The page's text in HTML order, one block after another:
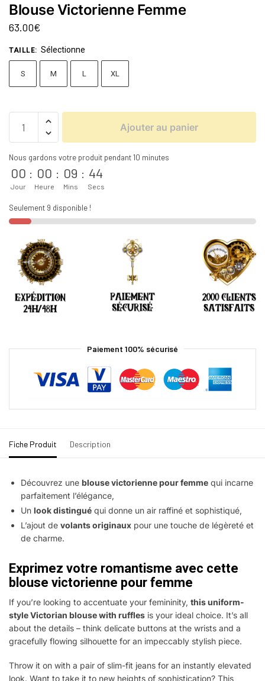
Blouse Victorienne Femme
63.00€
TAILLE: Sélectionne
S M L XL
Ajouter au panier
Nous gardons votre produit pendant 10 minutes
00
Jour
: 00
Heure
: 09
Mins
: 44
Secs
Seulement 9 disponible !
Paiement 100% sécurisé
Fiche Produit Description
Découvrez une blouse victorienne pour femme qui incarne
parfaitement l’élégance,
Un look distingué qui donne un air raffiné et sophistiqué,
L’ajout de volants originaux pour une touche de légèreté et
de charme.
Exprimez votre romantisme avec cette
blouse victorienne pour femme
If you’re looking to accentuate your femininity, this uniform-
style Victorian blouse with ruffles is your ideal choice. It’s all
about the details – think delicate buttons at the wrists and a
gracefully flowing silhouette for an impeccably stylish piece.
Throw it on with a pair of slim-fit jeans for an instantly elevated
look. Want to take it to new heights of sophistication? This